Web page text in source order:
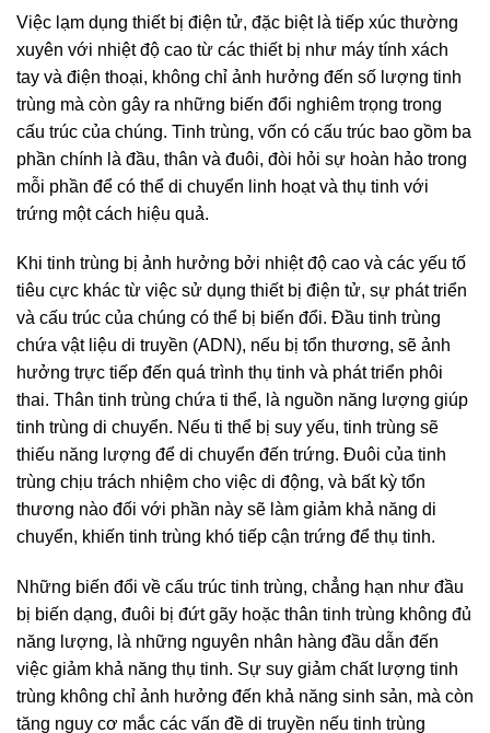
Việc lạm dụng thiết bị điện tử, đặc biệt là tiếp xúc thường
xuyên với nhiệt độ cao từ các thiết bị như máy tính xách
tay và điện thoại, không chỉ ảnh hưởng đến số lượng tinh
trùng mà còn gây ra những biến đổi nghiêm trọng trong
cấu trúc của chúng. Tinh trùng, vốn có cấu trúc bao gồm ba
phần chính là đầu, thân và đuôi, đòi hỏi sự hoàn hảo trong
mỗi phần để có thể di chuyển linh hoạt và thụ tinh với
trứng một cách hiệu quả.
Khi tinh trùng bị ảnh hưởng bởi nhiệt độ cao và các yếu tố
tiêu cực khác từ việc sử dụng thiết bị điện tử, sự phát triển
và cấu trúc của chúng có thể bị biến đổi. Đầu tinh trùng
chứa vật liệu di truyền (ADN), nếu bị tổn thương, sẽ ảnh
hưởng trực tiếp đến quá trình thụ tinh và phát triển phôi
thai. Thân tinh trùng chứa ti thể, là nguồn năng lượng giúp
tinh trùng di chuyển. Nếu ti thể bị suy yếu, tinh trùng sẽ
thiếu năng lượng để di chuyển đến trứng. Đuôi của tinh
trùng chịu trách nhiệm cho việc di động, và bất kỳ tổn
thương nào đối với phần này sẽ làm giảm khả năng di
chuyển, khiến tinh trùng khó tiếp cận trứng để thụ tinh.
Những biến đổi về cấu trúc tinh trùng, chẳng hạn như đầu
bị biến dạng, đuôi bị đứt gãy hoặc thân tinh trùng không đủ
năng lượng, là những nguyên nhân hàng đầu dẫn đến
việc giảm khả năng thụ tinh. Sự suy giảm chất lượng tinh
trùng không chỉ ảnh hưởng đến khả năng sinh sản, mà còn
tăng nguy cơ mắc các vấn đề di truyền nếu tinh trùng